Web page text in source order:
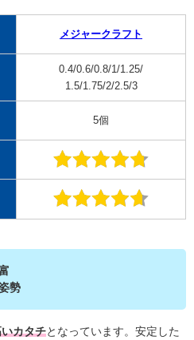
メジャークラフト
0.4/0.6/0.8/1/1.25/
1.5/1.75/2/2.5/3
5個
勢
カタチ となっています。安定した